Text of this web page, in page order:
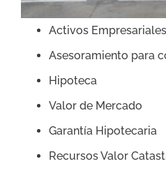
Activos Empresariales
Asesoramiento para
Hipoteca
Valor de Mercado
Garantía Hipotecaria
Recursos Valor